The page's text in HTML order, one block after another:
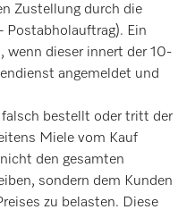
Zustellung durch die
Postabholauftrag). Ein
wenn dieser innert der 10-
angemeldet und
bestellt oder tritt der
Miele vom Kauf
den gesamten
sondern dem Kunden
zu belasten. Diese